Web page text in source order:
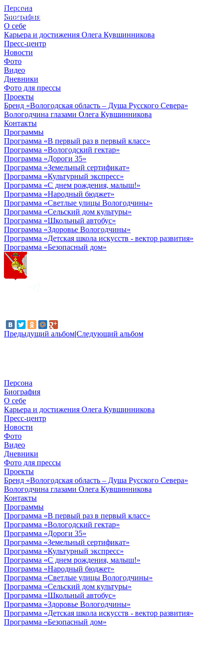
Персона
Биография
О себе
Карьера и достижения Олега Кувшинникова
Пресс-центр
Новости
Фото
Видео
Дневники
Фото для прессы
Проекты
Бренд «Вологодская область – Душа Русского Севера»
Вологодчина глазами Олега Кувшинникова
Контакты
Программы
Программа «В первый раз в первый класс»
Программа «Вологодский гектар»
Программа «Дороги 35»
Программа «Земельный сертификат»
Программа «Культурный экспресс»
Программа «С днем рождения, малыш!»
Программа «Народный бюджет»
Программа «Светлые улицы Вологодчины»
Программа «Сельский дом культуры»
Программа «Школьный автобус»
Программа «Здоровье Вологодчины»
Программа «Детская школа искусств - вектор развития»
Программа «Безопасный дом»
Предыдущий альбом|Следующий альбом
© 2012 - 2023,
КУВШИННИКОВ О.А.
Персона
Биография
О себе
Карьера и достижения Олега Кувшинникова
Пресс-центр
Новости
Фото
Видео
Дневники
Фото для прессы
Проекты
Бренд «Вологодская область – Душа Русского Севера»
Вологодчина глазами Олега Кувшинникова
Контакты
Программы
Программа «В первый раз в первый класс»
Программа «Вологодский гектар»
Программа «Дороги 35»
Программа «Земельный сертификат»
Программа «Культурный экспресс»
Программа «С днем рождения, малыш!»
Программа «Народный бюджет»
Программа «Светлые улицы Вологодчины»
Программа «Сельский дом культуры»
Программа «Школьный автобус»
Программа «Здоровье Вологодчины»
Программа «Детская школа искусств - вектор развития»
Программа «Безопасный дом»